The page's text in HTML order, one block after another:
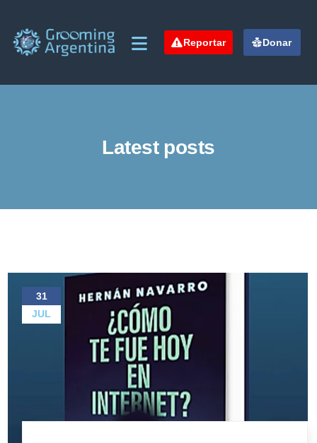
Reportar Donar
Latest posts
31
JUL